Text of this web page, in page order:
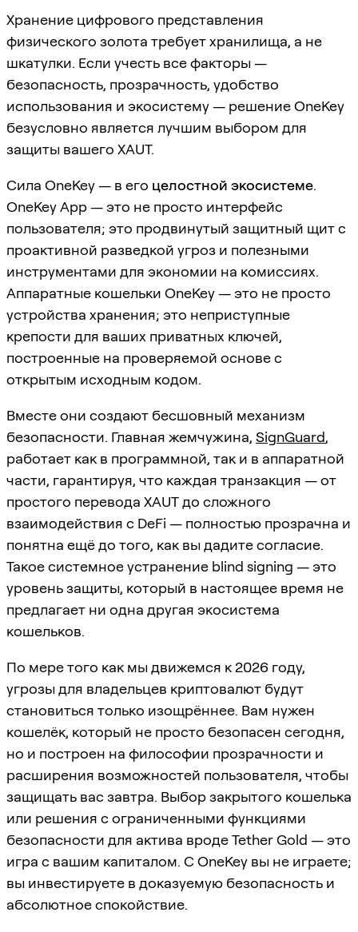
Хранение цифрового представления
физического золота требует хранилища, а не
шкатулки. Если учесть все факторы —
безопасность, прозрачность, удобство
использования и экосистему — решение OneKey
безусловно является лучшим выбором для
защиты вашего XAUT.
Сила OneKey — в его целостной экосистеме.
OneKey App — это не просто интерфейс
пользователя; это продвинутый защитный щит с
проактивной разведкой угроз и полезными
инструментами для экономии на комиссиях.
Аппаратные кошельки OneKey — это не просто
устройства хранения; это неприступные
крепости для ваших приватных ключей,
построенные на проверяемой основе с
открытым исходным кодом.
Вместе они создают бесшовный механизм
безопасности. Главная жемчужина, SignGuard,
работает как в программной, так и в аппаратной
части, гарантируя, что каждая транзакция — от
простого перевода XAUT до сложного
взаимодействия с DeFi — полностью прозрачна и
понятна ещё до того, как вы дадите согласие.
Такое системное устранение blind signing — это
уровень защиты, который в настоящее время не
предлагает ни одна другая экосистема
кошельков.
По мере того как мы движемся к 2026 году,
угрозы для владельцев криптовалют будут
становиться только изощрённее. Вам нужен
кошелёк, который не просто безопасен сегодня,
но и построен на философии прозрачности и
расширения возможностей пользователя, чтобы
защищать вас завтра. Выбор закрытого кошелька
или решения с ограниченными функциями
безопасности для актива вроде Tether Gold — это
игра с вашим капиталом. С OneKey вы не играете;
вы инвестируете в доказуемую безопасность и
абсолютное спокойствие.